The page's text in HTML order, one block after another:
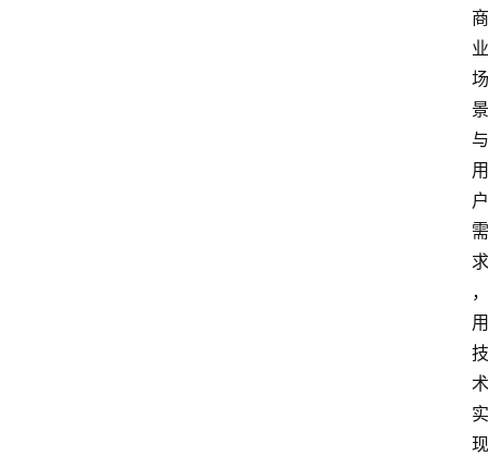
商
业
场
景
与
用
户
需
求
，
用
技
术
实
现